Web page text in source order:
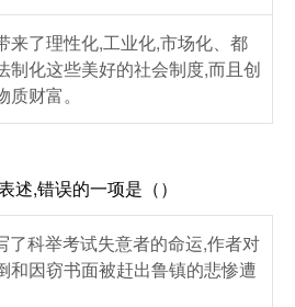
来了理性化,工业化,市场化、都
制化这些美好的社会制度,而且创
财富。
述,错误的一项是（）
了科举考试失意者的命运,作者对
和因窃书面被赶出鲁镇的悲惨遭